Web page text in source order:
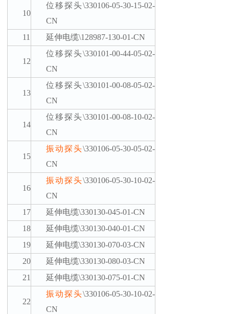
10
位移探头\330106-05-30-15-02-
CN
11
延伸电缆\128987-130-01-CN
12
位移探头\330101-00-44-05-02-
CN
13
位移探头\330101-00-08-05-02-
CN
14
位移探头\330101-00-08-10-02-
CN
15
振动探头\330106-05-30-05-02-
CN
16
振动探头\330106-05-30-10-02-
CN
17
延伸电缆\330130-045-01-CN
18
延伸电缆\330130-040-01-CN
19
延伸电缆\330130-070-03-CN
20
延伸电缆\330130-080-03-CN
21
延伸电缆\330130-075-01-CN
22
振动探头\330106-05-30-10-02-
CN